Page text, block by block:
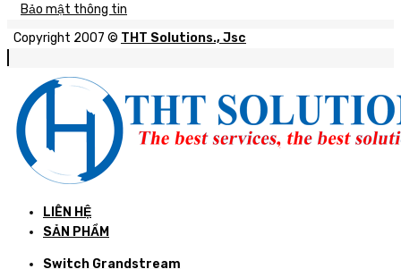
Bảo mật thông tin
Copyright 2007 © THT Solutions., Jsc
LIÊN HỆ
SẢN PHẨM
Switch Grandstream